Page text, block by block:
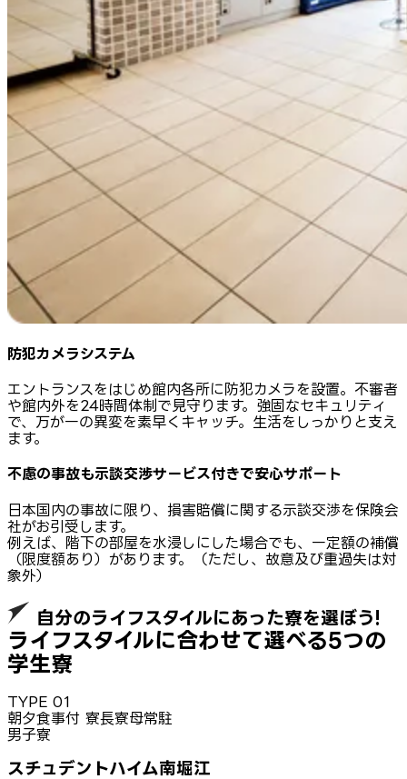
防犯カメラシステム
エントランスをはじめ館内各所に防犯カメラを設置。不審者
や館内外を24時間体制で見守ります。強固なセキュリティ
で、万が一の異変を素早くキャッチ。生活をしっかりと支え
ます。
不慮の事故も示談交渉サービス付きで安心サポート
日本国内の事故に限り、損害賠償に関する示談交渉を保険会
社がお引受します。
例えば、階下の部屋を水浸しにした場合でも、一定額の補償
（限度額あり）があります。（ただし、故意及び重過失は対
象外）
自分のライフスタイルにあった寮を選ぼう!
ライフスタイルに合わせて選べる5つの
学生寮
TYPE 01
朝夕食事付 寮長寮母常駐
男子寮
スチュデントハイム南堀江